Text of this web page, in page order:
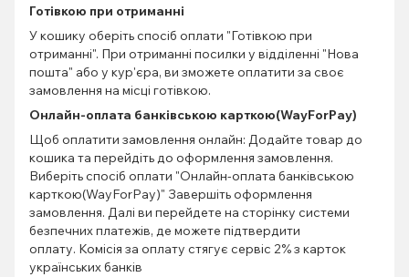
Готівкою при отриманні
У кошику оберіть спосіб оплати "Готівкою при
отриманні". При отриманні посилки у відділенні "Нова
пошта" або у кур'єра, ви зможете оплатити за своє
замовлення на місці готівкою.
Онлайн-оплата банківською карткою(WayForPay)
Щоб оплатити замовлення онлайн: Додайте товар до
кошика та перейдіть до оформлення замовлення.
Виберіть спосіб оплати "Онлайн-оплата банківською
карткою(WayForPay)" Завершіть оформлення
замовлення. Далі ви перейдете на сторінку системи
безпечних платежів, де можете підтвердити
оплату. Комісія за оплату стягує сервіс 2% з карток
українських банків